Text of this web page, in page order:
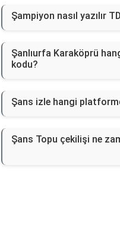
Şampiyon nasıl yazılır
Şanlıurfa Karaköprü
kodu?
Şans izle hangi
Şans Topu çekilişi ne